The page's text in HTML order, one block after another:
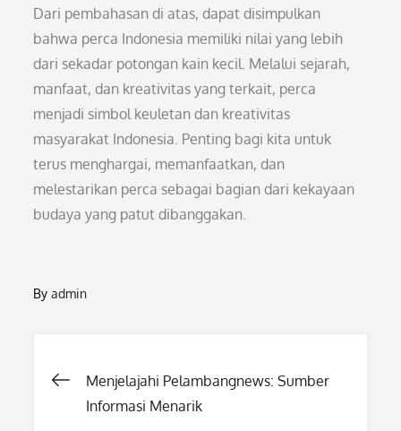
Dari pembahasan di atas, dapat disimpulkan
bahwa perca Indonesia memiliki nilai yang lebih
dari sekadar potongan kain kecil. Melalui sejarah,
manfaat, dan kreativitas yang terkait, perca
menjadi simbol keuletan dan kreativitas
masyarakat Indonesia. Penting bagi kita untuk
terus menghargai, memanfaatkan, dan
melestarikan perca sebagai bagian dari kekayaan
budaya yang patut dibanggakan.
Byadmin
Post
Menjelajahi Pelambangnews: Sumber
Informasi Menarik